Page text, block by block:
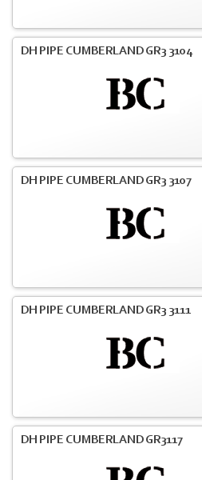
DH PIPE CUMBERLAND GR3 3104
DH PIPE CUMBERLAND GR3 3107
DH PIPE CUMBERLAND GR3 3111
DH PIPE CUMBERLAND GR3117